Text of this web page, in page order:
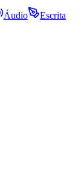
Áudio Escrita